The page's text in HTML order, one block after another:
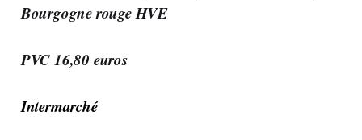
Bourgogne rouge HVE
PVC 16,80 euros
Intermarché